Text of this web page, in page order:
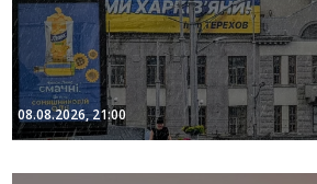
08.08.2026, 21:00